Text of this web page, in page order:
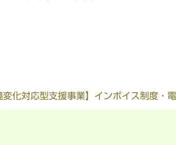
変化対応型支援事業】インボイス制度・